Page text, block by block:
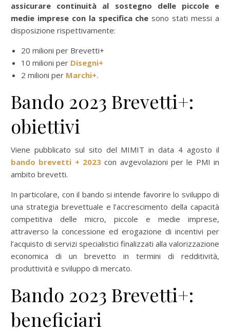
assicurare continuità al sostegno delle piccole e
medie imprese con la specifica che sono stati messi a
disposizione rispettivamente:
20 milioni per Brevetti+
10 milioni per Disegni+
2 milioni per Marchi+.
Bando 2023 Brevetti+:
obiettivi
Viene pubblicato sul sito del MIMIT in data 4 agosto il
bando brevetti + 2023con avgevolazioni per le PMI in
ambito brevetti.
In particolare, con il bando si intende favorire lo sviluppo di
una strategia brevettuale e l’accrescimento della capacità
competitiva delle micro, piccole e medie imprese,
attraverso la concessione ed erogazione di incentivi per
l’acquisto di servizi specialistici finalizzati alla valorizzazione
economica di un brevetto in termini di redditività,
produttività e sviluppo di mercato.
Bando 2023 Brevetti+:
beneficiari